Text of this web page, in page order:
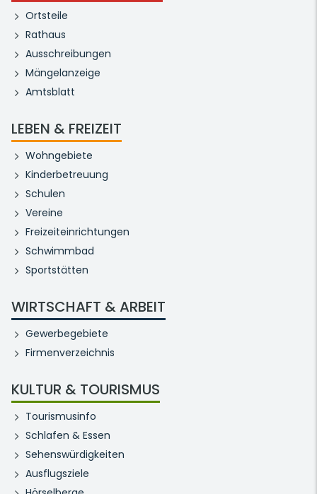
Ortsteile
Rathaus
Ausschreibungen
Mängelanzeige
Amtsblatt
LEBEN & FREIZEIT
Wohngebiete
Kinderbetreuung
Schulen
Vereine
Freizeiteinrichtungen
Schwimmbad
Sportstätten
WIRTSCHAFT & ARBEIT
Gewerbegebiete
Firmenverzeichnis
KULTUR & TOURISMUS
Tourismusinfo
Schlafen & Essen
Sehenswürdigkeiten
Ausflugsziele